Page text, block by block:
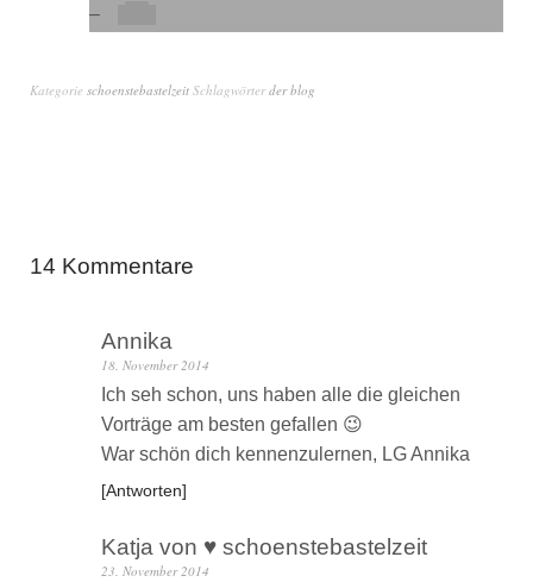
Kategorie schoenstebastelzeit Schlagwörterder blog
14 Kommentare
Annika
18. November 2014
Ich seh schon, uns haben alle die gleichen
Vorträge am besten gefallen 😉
War schön dich kennenzulernen, LG Annika
Antworten
Katja von ♥ schoenstebastelzeit
23. November 2014